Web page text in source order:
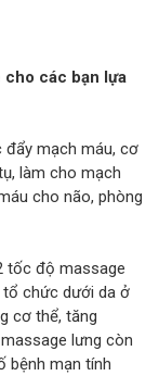
cho các bạn lựa
mạch máu, cơ
làm cho mạch
cho não, phòng
tốc độ massage
chức dưới da ở
cơ thể, tăng
lưng còn
bệnh mạn tính